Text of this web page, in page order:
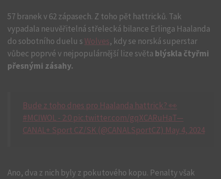
57 branek v 62 zápasech. Z toho pět hattricků. Tak
vypadala neuvěřitelná střelecká bilance Erlinga Haalanda
do sobotního duelu s Wolves, kdy se norská superstar
vůbec poprvé v nejpopulárnější lize světa blýskla čtyřmi
přesnými zásahy.
Bude z toho dnes pro Haalanda hattrick? 👀
#MCIWOL - 2:0 pic.twitter.com/gqXCARuHaT—
CANAL+ Sport CZ/SK (@CANALSportCZ) May 4, 2024
Ano, dva z nich byly z pokutového kopu. Penalty však